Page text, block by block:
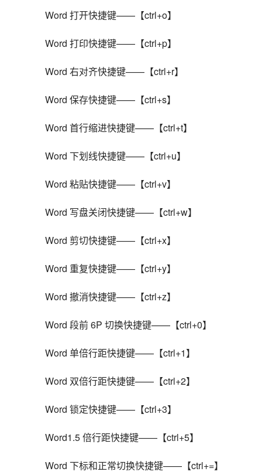
Word 打开快捷键——【ctrl+o】
Word 打印快捷键——【ctrl+p】
Word 右对齐快捷键——【ctrl+r】
Word 保存快捷键——【ctrl+s】
Word 首行缩进快捷键——【ctrl+t】
Word 下划线快捷键——【ctrl+u】
Word 粘贴快捷键——【ctrl+v】
Word 写盘关闭快捷键——【ctrl+w】
Word 剪切快捷键——【ctrl+x】
Word 重复快捷键——【ctrl+y】
Word 撤消快捷键——【ctrl+z】
Word 段前 6P 切换快捷键——【ctrl+0】
Word 单倍行距快捷键——【ctrl+1】
Word 双倍行距快捷键——【ctrl+2】
Word 锁定快捷键——【ctrl+3】
Word1.5 倍行距快捷键——【ctrl+5】
Word 下标和正常切换快捷键——【ctrl+=】